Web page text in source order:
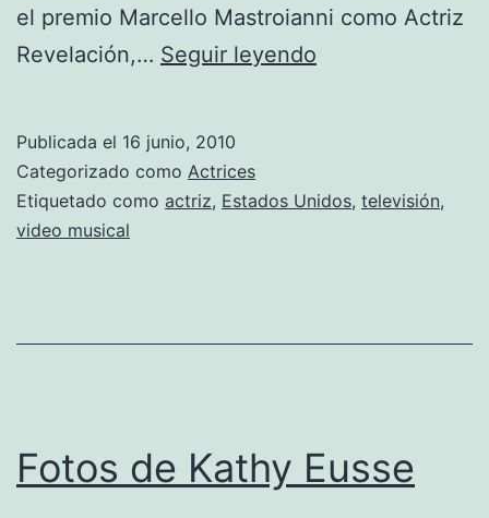
el premio Marcello Mastroianni como Actriz
Revelación,… Seguir leyendo
Publicada el 16 junio, 2010
Categorizado como Actrices
Etiquetado como actriz, Estados Unidos, televisión,
video musical
Fotos de Kathy Eusse